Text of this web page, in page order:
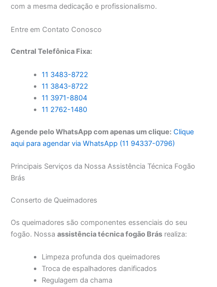
com a mesma dedicação e profissionalismo.
Entre em Contato Conosco
Central Telefônica Fixa:
11 3483-8722
11 3843-8722
11 3971-8804
11 2762-1480
Agende pelo WhatsApp com apenas um clique: Clique
aqui para agendar via WhatsApp (11 94337-0796)
Principais Serviços da Nossa Assistência Técnica Fogão
Brás
Conserto de Queimadores
Os queimadores são componentes essenciais do seu
fogão. Nossaassistência técnica fogão Brás realiza:
Limpeza profunda dos queimadores
Troca de espalhadores danificados
Regulagem da chama